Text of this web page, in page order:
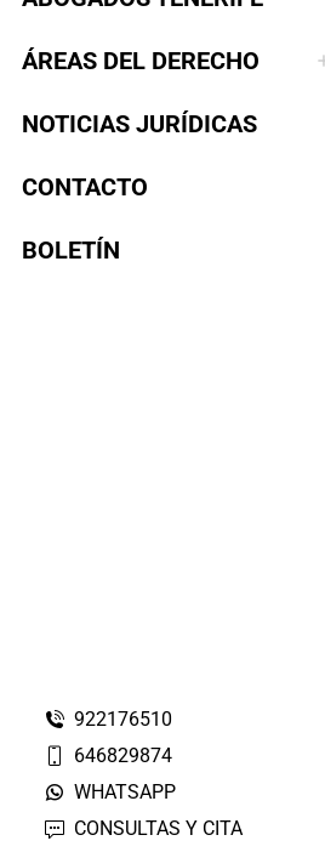
ÁREAS DEL DERECHO
NOTICIAS JURÍDICAS
CONTACTO
BOLETÍN
922176510
646829874
WHATSAPP
CONSULTAS Y CITA